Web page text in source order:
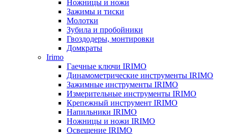
Ножницы и ножи
Зажимы и тиски
Молотки
Зубила и пробойники
Гвоздодеры, монтировки
Домкраты
Irimo
Гаечные ключи IRIMO
Динамометрические инструменты IRIMO
Зажимные инструменты IRIMO
Измерительные инструменты IRIMO
Крепежный инструмент IRIMO
Напильники IRIMO
Ножницы и ножи IRIMO
Освещение IRIMO